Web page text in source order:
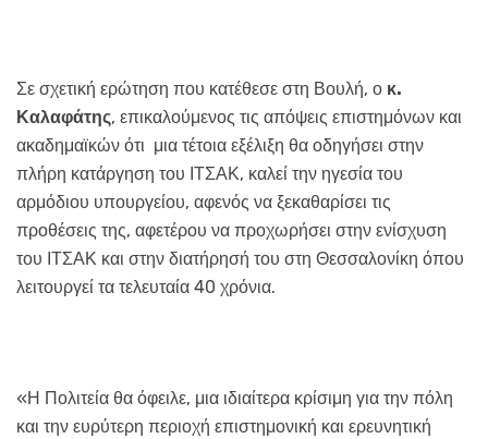
Σε σχετική ερώτηση που κατέθεσε στη Βουλή, ο κ.
Καλαφάτης, επικαλούμενος τις απόψεις επιστημόνων και
ακαδημαϊκών ότι μια τέτοια εξέλιξη θα οδηγήσει στην
πλήρη κατάργηση του ΙΤΣΑΚ, καλεί την ηγεσία του
αρμόδιου υπουργείου, αφενός να ξεκαθαρίσει τις
προθέσεις της, αφετέρου να προχωρήσει στην ενίσχυση
του ΙΤΣΑΚ και στην διατήρησή του στη Θεσσαλονίκη όπου
λειτουργεί τα τελευταία 40 χρόνια.
«Η Πολιτεία θα όφειλε, μια ιδιαίτερα κρίσιμη για την πόλη
και την ευρύτερη περιοχή επιστημονική και ερευνητική